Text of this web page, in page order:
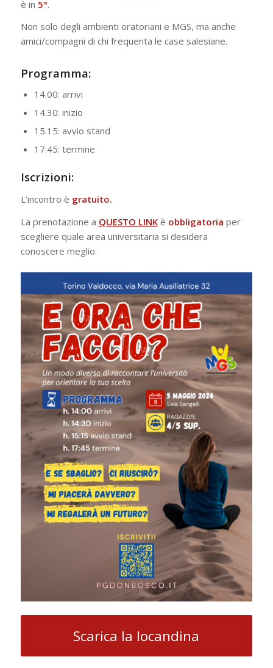
è in 5°.
Non solo degli ambienti oratoriani e MGS, ma anche
amici/compagni di chi frequenta le case salesiane.
Programma:
14.00: arrivi
14.30: inizio
15.15: avvio stand
17.45: termine
Iscrizioni:
L’incontro è gratuito.
La prenotazione a QUESTO LINKè obbligatoria per
scegliere quale area universitaria si desidera
conoscere meglio.
Scarica la locandina